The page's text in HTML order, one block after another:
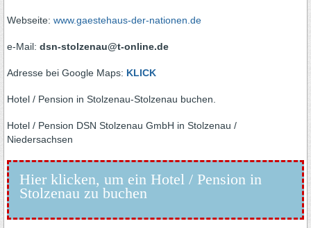
Webseite: www.gaestehaus-der-nationen.de
e-Mail: dsn-stolzenau@t-online.de
Adresse bei Google Maps: KLICK
Hotel / Pension in Stolzenau-Stolzenau buchen.
Hotel / Pension DSN Stolzenau GmbH in Stolzenau /
Niedersachsen
Hier klicken, um ein Hotel / Pension in
Stolzenau zu buchen